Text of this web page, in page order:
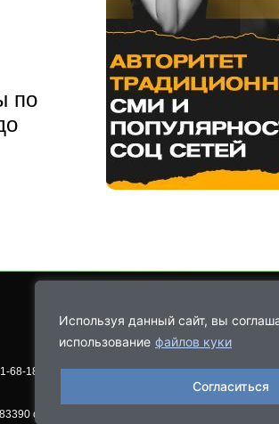
Используя данный сайт, вы
использование файлов куки
Согласиться
по
68-18-50, 8-9021-68-08-43
от 07.06.2022, выдано